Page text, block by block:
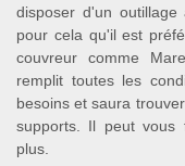
disposer d'un
pour cela qu'il est
couvreur comme
remplit toutes les
besoins et saura
supports. Il peut vous
plus.